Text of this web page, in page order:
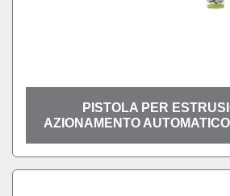
PISTOLA PER
AZIONAMENTO